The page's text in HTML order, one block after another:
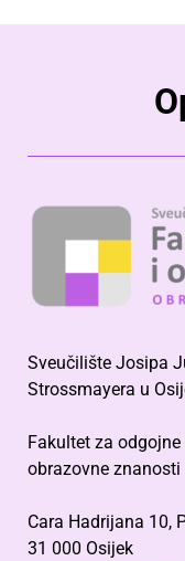
Sveučilište Josipa
Strossmayera u
Fakultet za odgojne
obrazovne znanosti
Cara Hadrijana 10,
31 000 Osijek